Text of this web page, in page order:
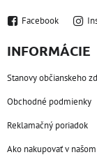
Facebook
INFORMÁCIE
Stanovy občianskeho
Obchodné podmienky
Reklamačný poriadok
Ako nakupovať v